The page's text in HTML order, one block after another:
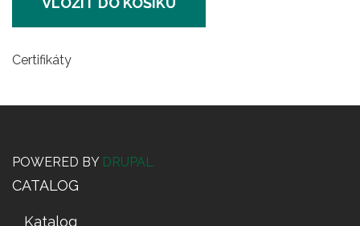
Certifikáty
POWERED BY DRUPAL
CATALOG
Katalog